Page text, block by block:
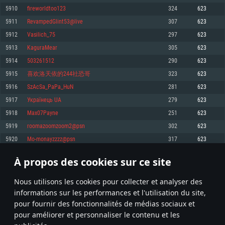
À propos des cookies sur ce site
Nous utilisons les cookies pour collecter et analyser des
informations sur les performances et l'utilisation du site,
pour fournir des fonctionnalités de médias sociaux et
pour améliorer et personnaliser le contenu et les
Mémoire: 4 GB
Carte graphique supportant DirectX 11: AMD Radeon 77XX / NVIDIA
GeForce GTX 660. La résolution minimale supportée par le jeu est de 720p
Connection: Connexion Internet à haut débit
Disque dur: 23.1 Go (client minimal)
Recommandée
1060 et plus, Radeon RX 570 et plus.
Disque dur: 75.9 Go (client complet)
pas supportés)
Mémoire: 6 GB
Carte graphique: Intel Iris Pro 5200 (Mac), ou analogue AMD/Nvidia. La
résolution minimale supportée par le jeu est de 720p.
Connection: Connexion Internet à haut débit
Disque dur: 62,2 Go (client minimal)
Recommandée
OS: Mac OS Big Sur 11.0 ou plus récent
Processeur: Core i7 (Les processeurs Intel Xeon ne sont pas supportés)
Mémoire: 8 GB
Carte graphique: Radeon Vega II ou plus avec support de Metal
Disque dur: 62,2 Go (client complet)
Mémoire: 4 GB
Carte graphique: NVIDIA 660 avec les derniers drivers (moins de 6 mois) /
de même pour AMD (La résolution minimale supportée par le jeu est de
720p)
Connection: Connexion Internet à haut débit
Disque dur: 62,2 Go (client minimal)
Recommandée
OS: Ubuntu 20.04 64bit
Processeur: Intel Core i7
Mémoire: 8 GB
Carte graphique: NVIDIA 1060 avec les derniers drivers (moins de 6 mois) /
6 mois et supportant Vulkan
Connection: Connexion Internet à haut débit
Disque dur: 60,2 Go (client complet)
5910 fireworldtoo123 324 623
5911 RevampedGlint53@live 307 623
5912 Vasilich_75 297 623
5913 KaguraMear 305 623
5914 503261512 290 623
5915 喜欢洛天依的244社恐哥 323 623
5916 SzAcSa_PaPa_HuN 281 623
5917 Українець UA 279 623
5918 Max07Payne 251 623
5919 roomazoomzoom2@psn 302 623
5920 Mo-monayzzzz@psn 317 623
* Classement mis à jour quotidiennement
295 296 297 396